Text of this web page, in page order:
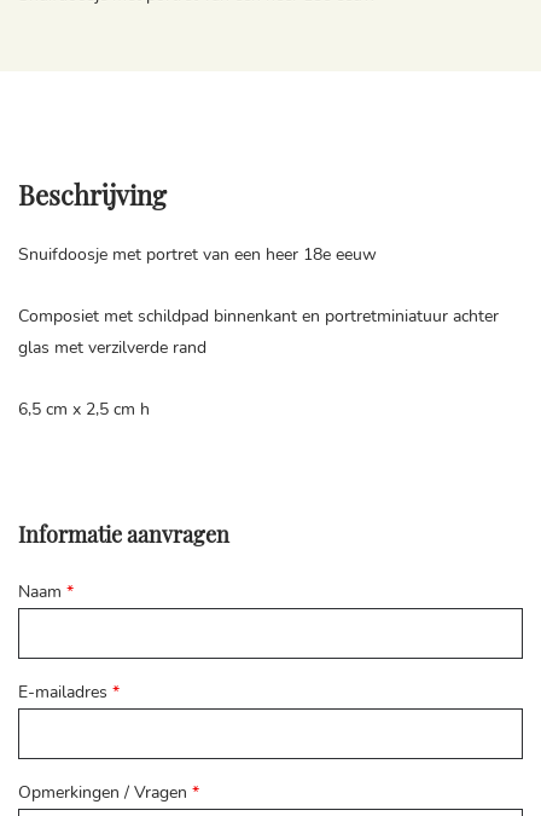
Beschrijving
Snuifdoosje met portret van een heer 18e eeuw
Composiet met schildpad binnenkant en portretminiatuur achter
glas met verzilverde rand
6,5 cm x 2,5 cm h
Informatie aanvragen
Naam *
E-mailadres *
Opmerkingen / Vragen *